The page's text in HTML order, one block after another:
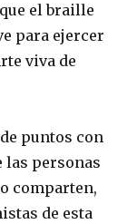
el braille
para ejercer
viva de
puntos con
las personas
comparten,
de esta